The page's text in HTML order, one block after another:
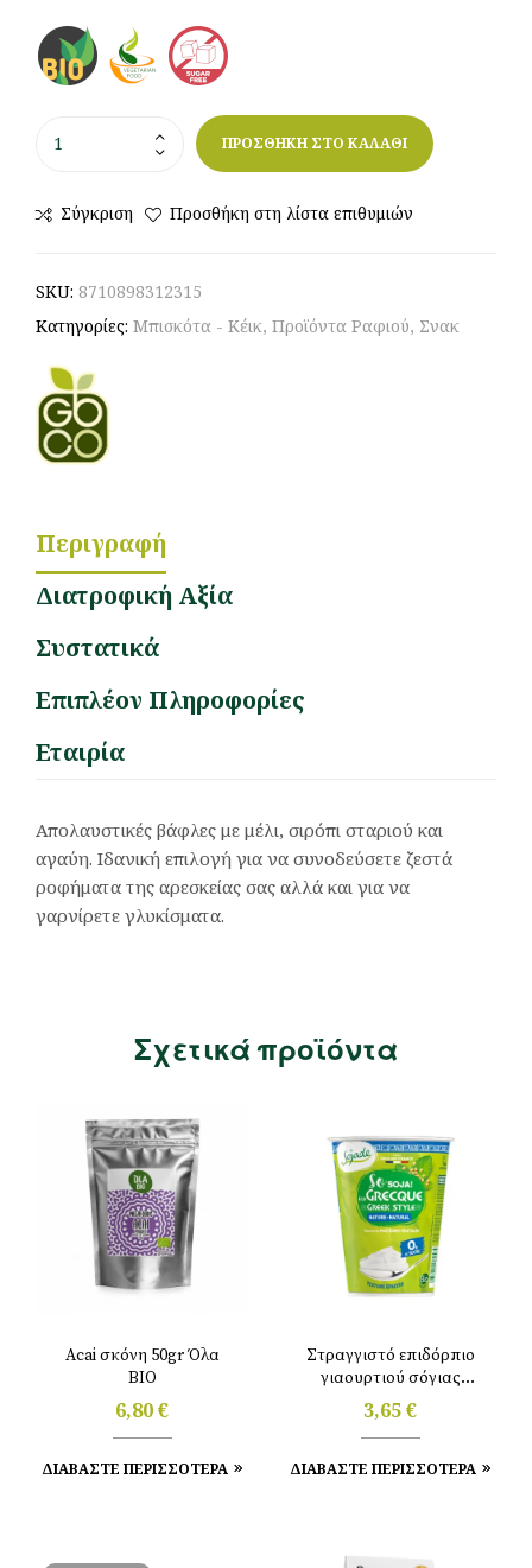
ΠΡΟΣΘΗΚΗ ΣΤΟ ΚΑΛΑΘΙ
Σύγκριση Προσθήκη στη λίστα επιθυμιών
SKU: 8710898312315
Κατηγορίες: Μπισκότα - Κέικ, Προϊόντα Ραφιού, Σνακ
Περιγραφή
Διατροφική Αξία
Συστατικά
Επιπλέον Πληροφορίες
Εταιρία
Απολαυστικές βάφλες με μέλι, σιρόπι σταριού και
αγαύη. Ιδανική επιλογή για να συνοδεύσετε ζεστά
ροφήματα της αρεσκείας σας αλλά και για να
γαρνίρετε γλυκίσματα.
Σχετικά προϊόντα
Acai σκόνη 50gr Όλα
ΒΙΟ
6,80€
ΔΙΑΒΑΣΤΕ ΠΕΡΙΣΣΟΤΕΡΑ
Στραγγιστό επιδόρπιο
γιαουρτιού σόγιας
φυσικό 400gr Sojade
3,65€
ΔΙΑΒΑΣΤΕ ΠΕΡΙΣΣΟΤΕΡΑ